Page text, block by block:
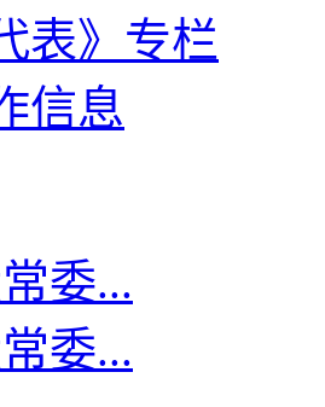
表》专栏
信息
委...
委...